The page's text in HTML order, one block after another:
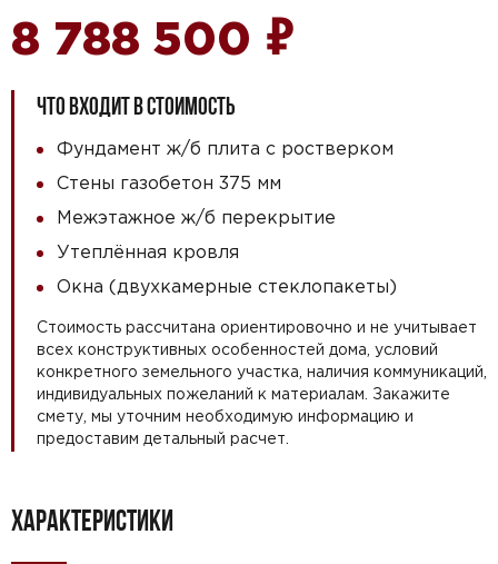
8 788 500 ₽
ЧТО ВХОДИТ В СТОИМОСТЬ
Фундамент ж/б плита с ростверком
Стены газобетон 375 мм
Межэтажное ж/б перекрытие
Утеплённая кровля
Окна (двухкамерные стеклопакеты)
Стоимость рассчитана ориентировочно и не учитывает
всех конструктивных особенностей дома, условий
конкретного земельного участка, наличия коммуникаций,
индивидуальных пожеланий к материалам. Закажите
смету, мы уточним необходимую информацию и
предоставим детальный расчет.
ХАРАКТЕРИСТИКИ